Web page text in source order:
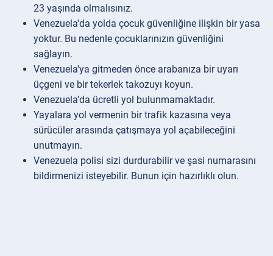
23 yaşında olmalısınız.
Venezuela'da yolda çocuk güvenliğine ilişkin bir yasa
yoktur. Bu nedenle çocuklarınızın güvenliğini
sağlayın.
Venezuela'ya gitmeden önce arabanıza bir uyarı
üçgeni ve bir tekerlek takozuyı koyun.
Venezuela'da ücretli yol bulunmamaktadır.
Yayalara yol vermenin bir trafik kazasına veya
sürücüler arasında çatışmaya yol açabileceğini
unutmayın.
Venezuela polisi sizi durdurabilir ve şasi numarasını
bildirmenizi isteyebilir. Bunun için hazırlıklı olun.